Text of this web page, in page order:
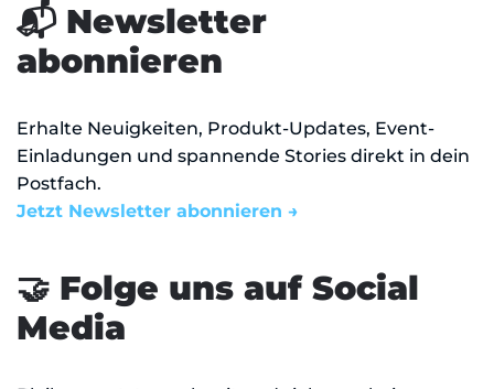
📬 Newsletter
abonnieren
Erhalte Neuigkeiten, Produkt-Updates, Event-
Einladungen und spannende Stories direkt in dein
Postfach.
Jetzt Newsletter abonnieren →
🤝 Folge uns auf Social
Media